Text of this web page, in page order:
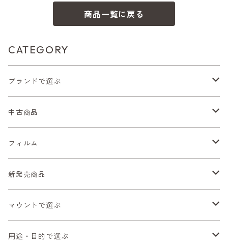
商品一覧に戻る
CATEGORY
ブランドで選ぶ
Nikon（ニコン）
Sシリーズ
Fシリーズ（一桁＋F100）
Canon（キヤノン）
レンジファインダー（7、P）
PENTAX（ペンタックス）
SL、SP
K2、KX、KM
CONTAX（コンタックス）
G1、G2
MINOLTA（ミノルタ）
中古商品
フィルムカメラ
一眼レフカメラ（マニュアルフォーカス）
一眼レフカメラ（オートフォーカス）
デジタルカメラ
一眼カメラ
ミラーレスカメラ
マニュアルレンズ
一眼レンズ
オートフォーカスレンズ
フィルム
レンズ付きフィルム
35mm（135）カラーネガ
35mm（135）白黒ネガ
新発売商品
フィルムカメラ
レンズ付きフィルム
マウントで選ぶ
M42
用途・目的で選ぶ